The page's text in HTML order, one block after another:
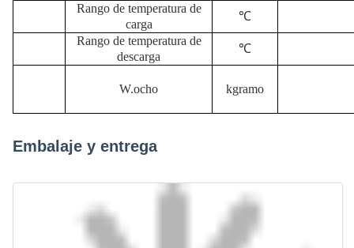
Rango de temperatura de
carga
℃
Rango de temperatura de
descarga
℃
W.ocho kgramo
Embalaje y entrega